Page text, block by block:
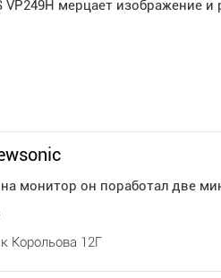
VP249H мерцает изображение
монитор он поработал две
Корольова 12Г